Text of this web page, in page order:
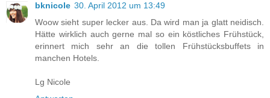
bknicole 30. April 2012 um 13:49
Woow sieht super lecker aus. Da wird man ja glatt neidisch.
Hätte wirklich auch gerne mal so ein köstliches Frühstück,
erinnert mich sehr an die tollen Frühstücksbuffets in
manchen Hotels.
Lg Nicole